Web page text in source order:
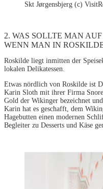
Skt Jørgensbjerg (c)
2. WAS SOLLTE MAN
WENN MAN IN
Roskilde liegt inmitten der
lokalen Delikatessen.
Etwas nördlich von Roskilde ist
Karin Sloth mit ihrer Firma
Gold der Wikinger bezeichnet
Karin hat es geschafft, dem
Hagebutten einen modernen
Begleiter zu Desserts und Käse